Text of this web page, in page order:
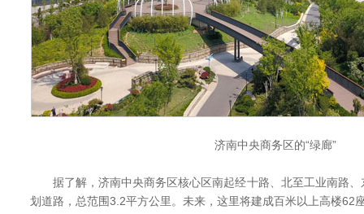
济南中央商务区的“绿廊”
据了解，济南中央商务区核心区南起经十路、北至工业南路、
划道路，总范围3.2平方公里。未来，这里将建成百米以上高楼62